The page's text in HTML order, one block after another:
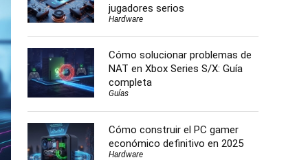
jugadores serios
Hardware
Cómo solucionar problemas de
NAT en Xbox Series S/X: Guía
completa
Guías
Cómo construir el PC gamer
económico definitivo en 2025
Hardware